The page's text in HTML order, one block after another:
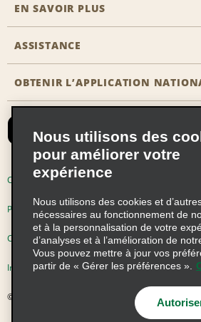
Passer une réservation
Solutions pour les
EN SAVOIR PLUS
Carrière
ASSISTANCE
Accessibilité
Nous contacter
Recevoir des offres par email
OBTENIR L’APPLICATION
Conditions d’utilisation
Politique d’utilisation des cookies
Choix de confidentialité
Information précontractuelle
© 2026 Enterprise Holdings, Inc. Tous droits
Nous utilisons des
pour améliorer votre
expérience
Nous utilisons des cookies et
nécessaires au fonctionnement de
et à la personnalisation de votre
d’analyses et à l’amélioration de
Vous pouvez mettre à jour vos
partir de « Gérer les préférences ».